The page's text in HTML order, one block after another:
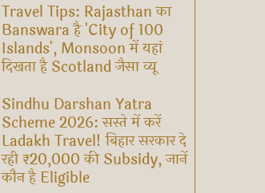
Travel Tips: Rajasthan का
Banswara है 'City of 100
Islands', Monsoon में यहां
दिखता है Scotland जैसा व्यू
Sindhu Darshan Yatra
Scheme 2026: सस्ते में करें
Ladakh Travel! बिहार सरकार दे
रही ₹20,000 की Subsidy, जानें
कौन है Eligible